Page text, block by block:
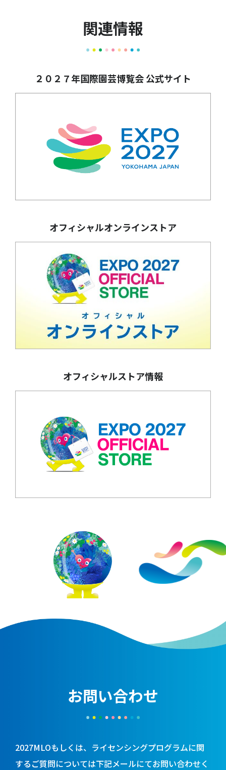
関連情報
２０２７年国際園芸博覧会 公式サイト
オフィシャルオンラインストア
オフィシャルストア情報
お問い合わせ
2027MLOもしくは、ライセンシングプログラムに関
するご質問については下記メールにてお問い合わせく